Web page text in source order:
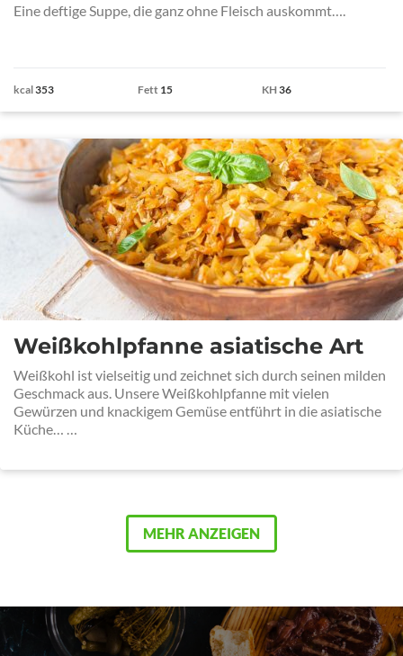
Eine deftige Suppe, die ganz ohne Fleisch auskommt….
kcal353 Fett 15 KH36
Weißkohlpfanne asiatische Art
Weißkohl ist vielseitig und zeichnet sich durch seinen milden
Geschmack aus. Unsere Weißkohlpfanne mit vielen
Gewürzen und knackigem Gemüse entführt in die asiatische
Küche… …
MEHR ANZEIGEN